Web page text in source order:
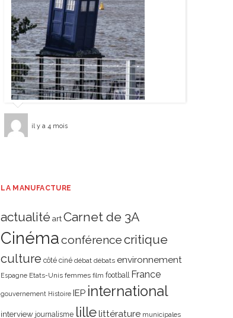
il y a 4 mois
LA MANUFACTURE
actualité art Carnet de 3A
Cinémaconférencecritique
culture côté ciné débat débats environnement
Espagne Etats-Unis femmes film football France
gouvernement Histoire IEP international
interview journalisme lillelittérature municipales